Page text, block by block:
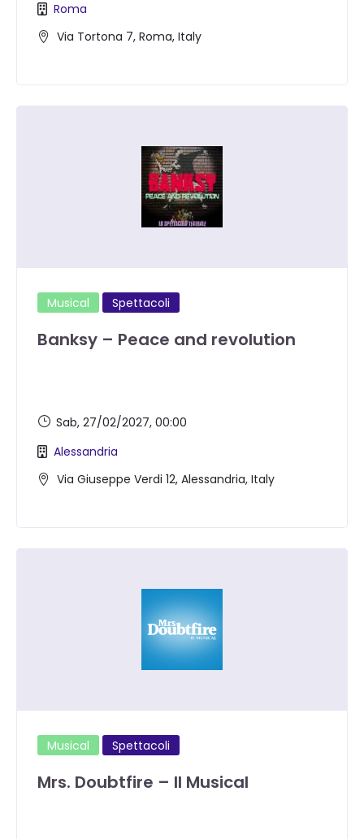
Via Tortona 7, Roma, Italy
Roma
Musical Spettacoli
Banksy – Peace and revolution
Via Giuseppe Verdi 12, Alessandria, Italy
Alessandria
Sab, 27/02/2027, 00:00
Musical Spettacoli
Mrs. Doubtfire – Il Musical